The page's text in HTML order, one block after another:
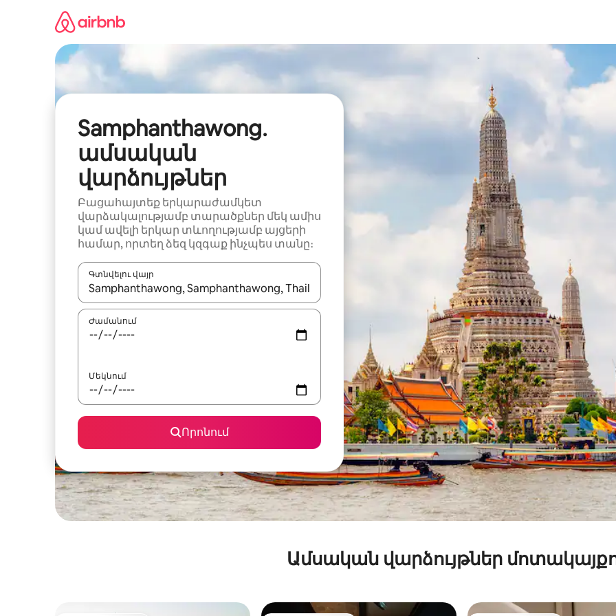
բովանդակությանը
Samphanthawong․
ամսական
վարձույթներ
Բացահայտեք երկարաժամկետ
վարձակալությամբ տարածքներ մեկ ամիս
կամ ավելի երկար տևողությամբ այցերի
համար, որտեղ ձեզ կզգաք ինչպես տանը։
Գտնվելու վայր
Երբ արդյունքները հասանելի լինեն, սլաքների ստեղներով նավարկեք վեր և վար կամ ուսումնասիրեք
Ժամանում
Մեկնում
Որոնում
Ամսական վարձույթներ